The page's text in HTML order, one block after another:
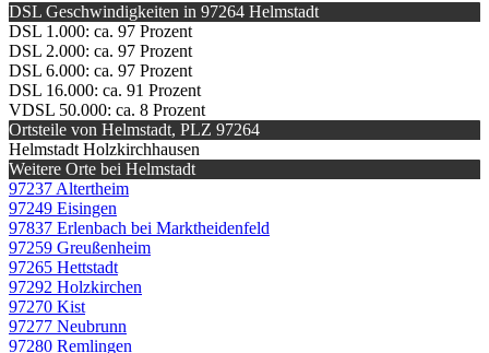
DSL Geschwindigkeiten in 97264 Helmstadt
DSL 1.000: ca. 97 Prozent
DSL 2.000: ca. 97 Prozent
DSL 6.000: ca. 97 Prozent
DSL 16.000: ca. 91 Prozent
VDSL 50.000: ca. 8 Prozent
Ortsteile von Helmstadt, PLZ 97264
Helmstadt Holzkirchhausen
Weitere Orte bei Helmstadt
97237 Altertheim
97249 Eisingen
97837 Erlenbach bei Marktheidenfeld
97259 Greußenheim
97265 Hettstadt
97292 Holzkirchen
97270 Kist
97277 Neubrunn
97280 Remlingen